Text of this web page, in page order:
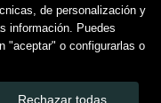
de personalización y
información. Puedes
"aceptar" o configurarlas o
Rechazar todas